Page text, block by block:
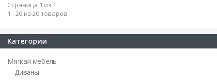
Страница 1 из 1
1 - 20 из 20 товаров
Категории
Мягкая мебель
Диваны